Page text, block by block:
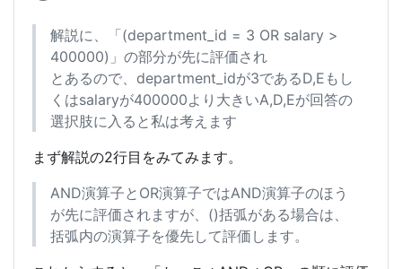
解説に、「(department_id = 3 OR salary >
400000)」の部分が先に評価され
とあるので、department_idが3であるD,Eもし
くはsalaryが400000より大きいA,D,Eが回答の
選択肢に入ると私は考えます
まず解説の2行目をみてみます。
AND演算子とOR演算子ではAND演算子のほう
が先に評価されますが、()括弧がある場合は、
括弧内の演算子を優先して評価します。